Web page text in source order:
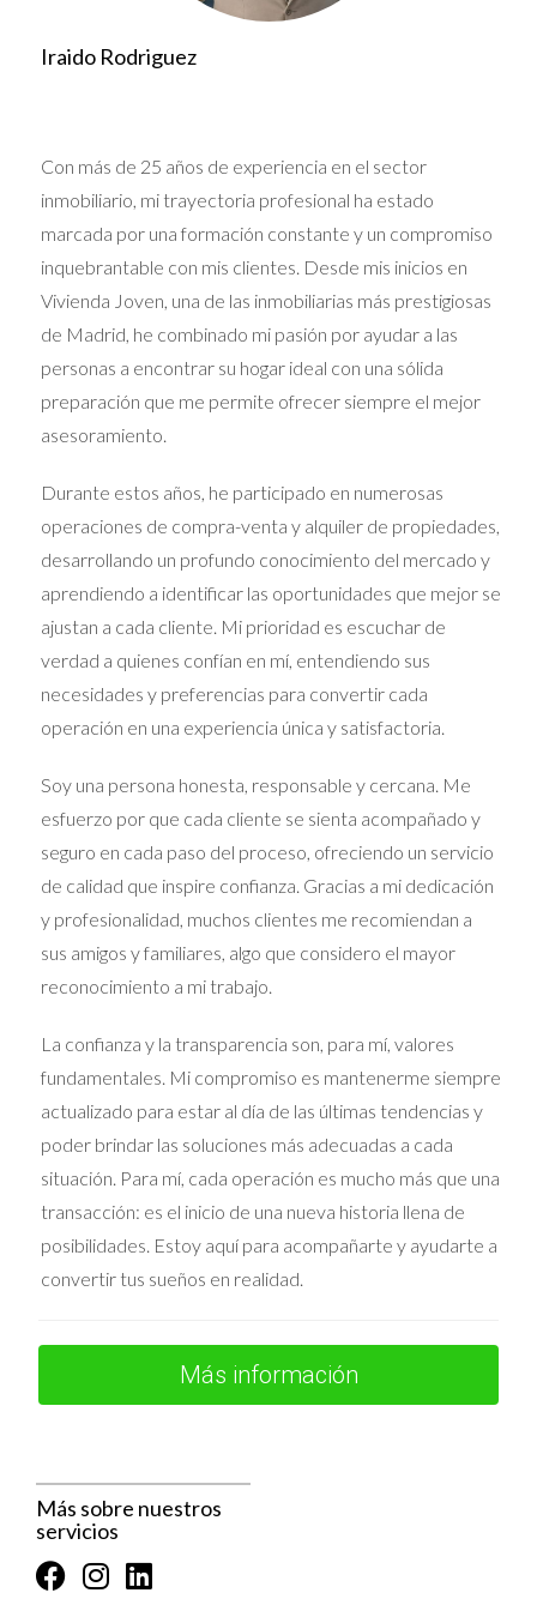
las características de los bienes.
Apoyo emocional:
emocional a los herederos durante todo el
Beneficios de la mediación y colaboración:
Evita conflictos legales costosos y
prolongados.
equitativos para todos los herederos.
Reduce el estrés y la ansiedad asociados
al proceso de herencia.
Promueve la comunicación y el
entendimiento entre los herederos.
familiares.
¿Cómo puedo contactarte?
Si estás pasando por un proceso de herencia y
necesitas ayuda para resolver las disputas entre
los herederos, no dudes en contactarme. Puedes
llamarme al 663717737 o enviarme un correo
electrónico a comercial@viviendajoven.es
Recuerda:
La herencia no tiene que ser una fuente
de conflicto. Con la ayuda adecuada, puedes
navegar por este proceso de manera pacífica y
llegar a un acuerdo que beneficie a todos los
involucrados.
Soy Iraido Rodriguez, y estoy aquí para
ayudarte.
Iraido Rodriguez
Con más de 25 años de experiencia en el sector
inmobiliario, mi trayectoria profesional ha estado
marcada por una formación constante y un compromiso
inquebrantable con mis clientes. Desde mis inicios en
Vivienda Joven, una de las inmobiliarias más prestigiosas
de Madrid, he combinado mi pasión por ayudar a las
personas a encontrar su hogar ideal con una sólida
preparación que me permite ofrecer siempre el mejor
asesoramiento.
Durante estos años, he participado en numerosas
operaciones de compra-venta y alquiler de propiedades,
desarrollando un profundo conocimiento del mercado y
aprendiendo a identificar las oportunidades que mejor se
ajustan a cada cliente. Mi prioridad es escuchar de
verdad a quienes confían en mí, entendiendo sus
necesidades y preferencias para convertir cada
operación en una experiencia única y satisfactoria.
Soy una persona honesta, responsable y cercana. Me
esfuerzo por que cada cliente se sienta acompañado y
seguro en cada paso del proceso, ofreciendo un servicio
de calidad que inspire confianza. Gracias a mi dedicación
y profesionalidad, muchos clientes me recomiendan a
sus amigos y familiares, algo que considero el mayor
reconocimiento a mi trabajo.
La confianza y la transparencia son, para mí, valores
fundamentales. Mi compromiso es mantenerme siempre
actualizado para estar al día de las últimas tendencias y
poder brindar las soluciones más adecuadas a cada
situación. Para mí, cada operación es mucho más que una
transacción: es el inicio de una nueva historia llena de
posibilidades. Estoy aquí para acompañarte y ayudarte a
convertir tus sueños en realidad.
Más información
Más sobre nuestros
servicios